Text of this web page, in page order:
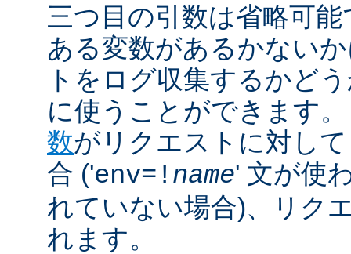
三つ目の引数は省略可
ある変数があるかない
トをログ収集するかど
に使うことができます
数がリクエストに対し
合 ('env=! name' 文が使
れていない場合)、リク
れます。